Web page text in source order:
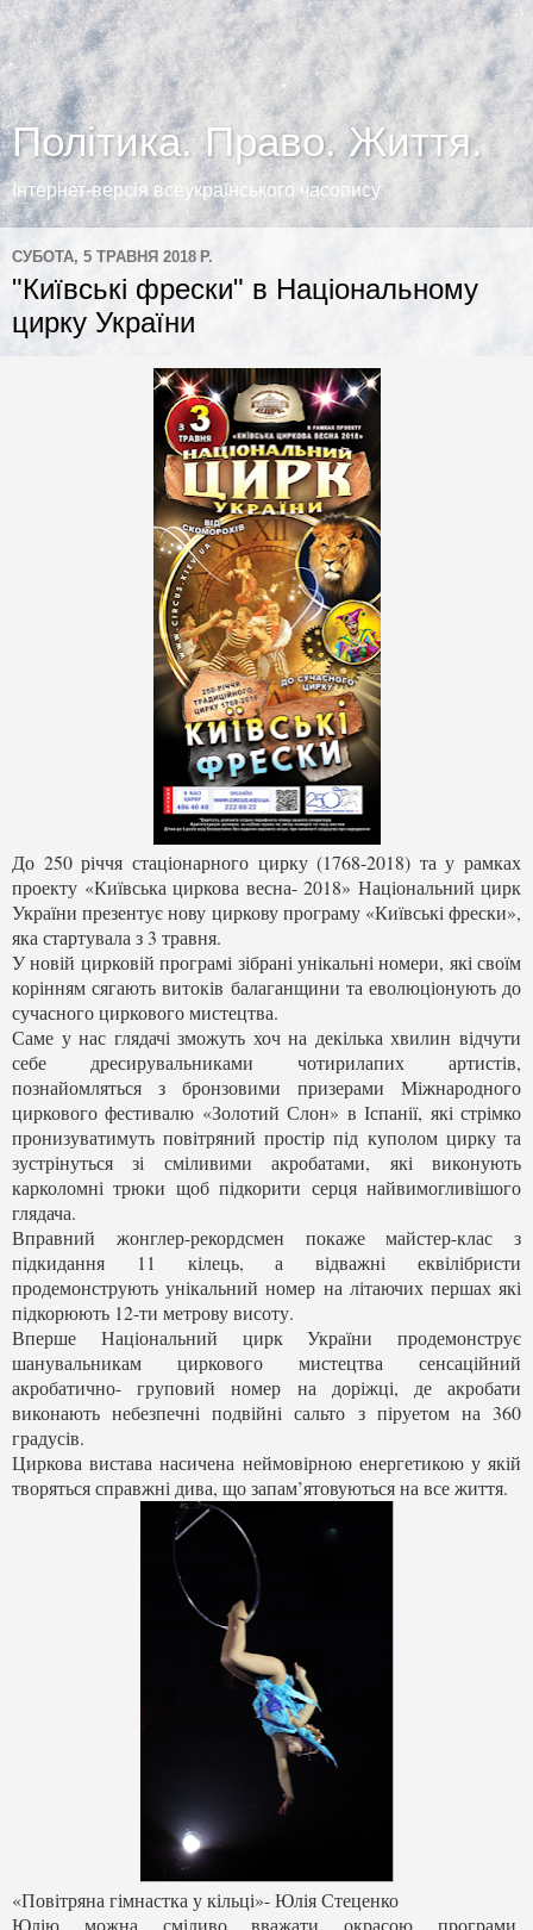
Політика. Право. Життя.
Інтернет-версія всеукраїнського часопису
СУБОТА, 5 ТРАВНЯ 2018 Р.
"Київські фрески" в Національному
цирку України
До 250 річчя стаціонарного цирку (1768-2018) та у рамках
проекту «Київська циркова весна- 2018» Національний цирк
України презентує нову циркову програму «Київські фрески»,
яка стартувала з 3 травня.
У новій цирковій програмі зібрані унікальні номери, які своїм
корінням сягають витоків балаганщини та еволюціонують до
сучасного циркового мистецтва.
Саме у нас глядачі зможуть хоч на декілька хвилин відчути
себе дресирувальниками чотирилапих артистів,
познайомляться з бронзовими призерами Міжнародного
циркового фестивалю «Золотий Слон» в Іспанії, які стрімко
пронизуватимуть повітряний простір під куполом цирку та
зустрінуться зі сміливими акробатами, які виконують
карколомні трюки щоб підкорити серця найвимогливішого
глядача.
Вправний жонглер-рекордсмен покаже майстер-клас з
підкидання 11 кілець, а відважні еквілібристи
продемонструють унікальний номер на літаючих першах які
підкорюють 12-ти метрову висоту.
Вперше Національний цирк України продемонструє
шанувальникам циркового мистецтва сенсаційний
акробатично- груповий номер на доріжці, де акробати
виконають небезпечні подвійні сальто з піруетом на 360
градусів.
Циркова вистава насичена неймовірною енергетикою у якій
творяться справжні дива, що запам’ятовуються на все життя.
«Повітряна гімнастка у кільці»- Юлія Стеценко
Юлію можна сміливо вважати окрасою програми.